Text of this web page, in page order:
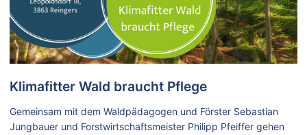
Klimafitter Wald braucht Pflege
Gemeinsam mit dem Waldpädagogen und Förster Sebastian
Jungbauer und Forstwirtschaftsmeister Philipp Pfeiffer gehen